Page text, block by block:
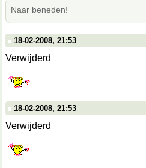
Naar beneden!
18-02-2008, 21:53
Verwijderd
18-02-2008, 21:53
Verwijderd